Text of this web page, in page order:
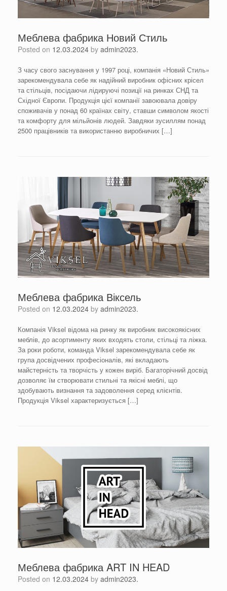
Меблева фабрика Новий Стиль
Posted on 12.03.2024 by admin2023.
З часу свого заснування у 1997 році, компанія «Новий Стиль»
зарекомендувала себе як надійний виробник офісних крісел
та стільців, посідаючи лідируючі позиції на ринках СНД та
Східної Європи. Продукція цієї компанії завоювала довіру
споживачів у понад 60 країнах світу, ставши символом якості
та комфорту для мільйонів людей. Завдяки зусиллям понад
2500 працівників та використанню виробничих […]
Меблева фабрика Віксель
Posted on 12.03.2024 by admin2023.
Компанія Viksel відома на ринку як виробник високоякісних
меблів, до асортименту яких входять столи, стільці та ліжка.
За роки роботи, команда Viksel зарекомендувала себе як
група досвідчених професіоналів, які вкладають
майстерність та творчість у кожен виріб. Багаторічний досвід
дозволяє їм створювати стильні та якісні меблі, що
здобувають визнання та задоволення серед клієнтів.
Продукція Viksel характеризується […]
Меблева фабрика ART IN HEAD
Posted on 12.03.2024 by admin2023.